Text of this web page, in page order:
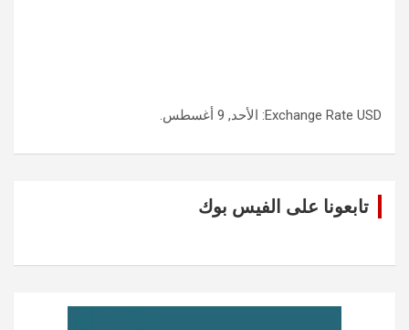
Exchange Rate USD : الأحد, 9 أغسطس.
تابعونا على الفيس بوك